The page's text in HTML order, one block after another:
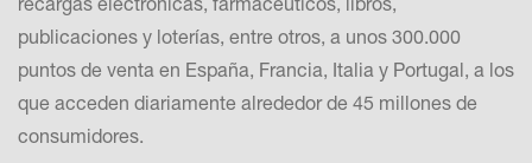
publicaciones y loterías, entre otros, a unos 300.000
puntos de venta en España, Francia, Italia y Portugal, a los
que acceden diariamente alrededor de 45 millones de
consumidores.